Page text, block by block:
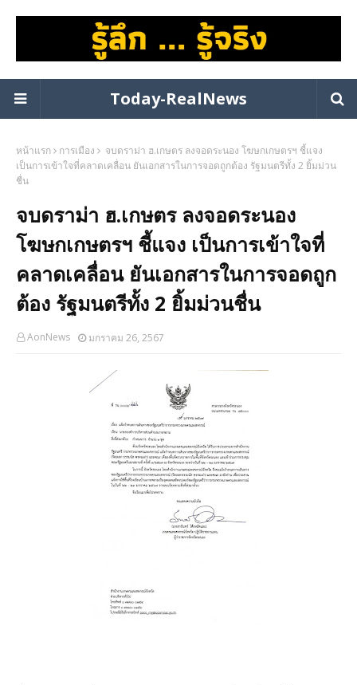
Today-RealNews
หน้าแรก การเมือง
จบดราม่า ฮ.เกษตร ลงจอดระนอง โฆษกเกษตรฯ ชี้แจง
เป็นการเข้าใจที่คลาดเคลื่อน ยันเอกสารในการจอดถูกต้อง รัฐมนตรีทั้ง 2 ยิ้มม่วน
ชื่น
จบดราม่า ฮ.เกษตร ลงจอดระนอง
โฆษกเกษตรฯ ชี้แจง เป็นการเข้าใจที่
คลาดเคลื่อน ยันเอกสารในการจอดถูก
ต้อง รัฐมนตรีทั้ง 2 ยิ้มม่วนชื่น
AonNews มกราคม 26, 2567